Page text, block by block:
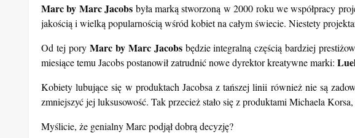
Marc by Marc Jacobs była marką stworzoną w 2000 roku we współpracy
jakością i wielką popularnością wśród kobiet na całym świecie. Niestety
Od tej pory Marc by Marc Jacobsbędzie integralną częścią bardziej
miesiące temu Jacobs postanowił zatrudnić nowe dyrektor kreatywne marki:
Kobiety lubujące się w produktach Jacobsa z tańszej linii również nie są
zmniejszyć jej luksusowość. Tak przecież stało się z produktami Michaela
Myślicie, że genialny Marc podjął dobrą decyzję?